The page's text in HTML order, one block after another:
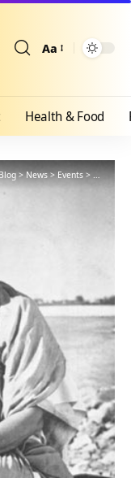
Aa
Health & Food
>News>Events>